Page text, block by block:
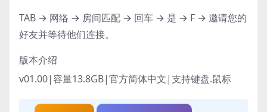
TAB → 网络 → 房间匹配 → 回车 → 是 → F → 邀请您的
好友并等待他们连接。
版本介绍
v01.00|容量13.8GB|官方简体中文|支持键盘.鼠标